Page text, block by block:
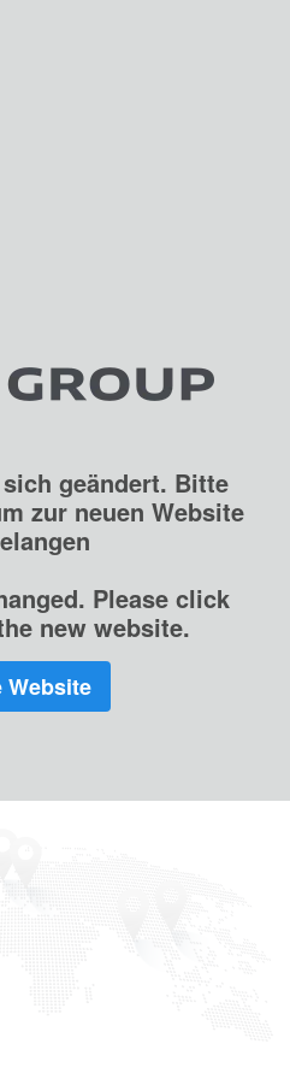
geändert. Bitte
zur neuen Website
Please click
new website.
Website